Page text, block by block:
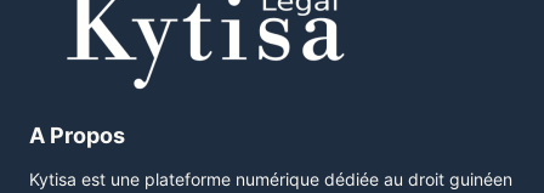
A Propos
Kytisa est une plateforme numérique dédiée au droit guinéen